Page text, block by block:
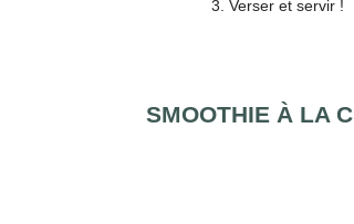
Verser et servir !
SMOOTHIE À LA